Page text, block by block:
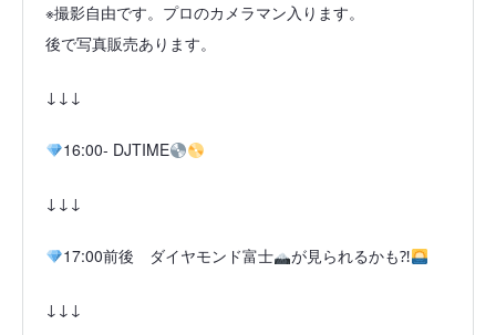
※撮影自由です。プロのカメラマン入ります。
後で写真販売あります。
↓↓↓
16:00- DJTIME
↓↓↓
17:00前後 ダイヤモンド富士 が見られるかも⁈
↓↓↓